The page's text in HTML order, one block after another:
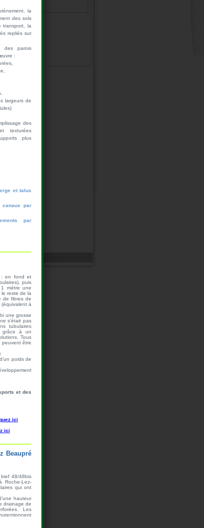
2008
la
des sols
transport, la
repliés sur
des parois
:
largeurs de
des
texturées
plus
et talus
par
par
: en fond et
puis
mètre une
reste de la
de fibres de
à
une grosse
s’était pas
tubulaires
grâce à un
Tous
peuvent être
poids de
et des
ici
ici
Beaupré
48/48bis
Lez-
qui ont
hauteur
drainage de
Les